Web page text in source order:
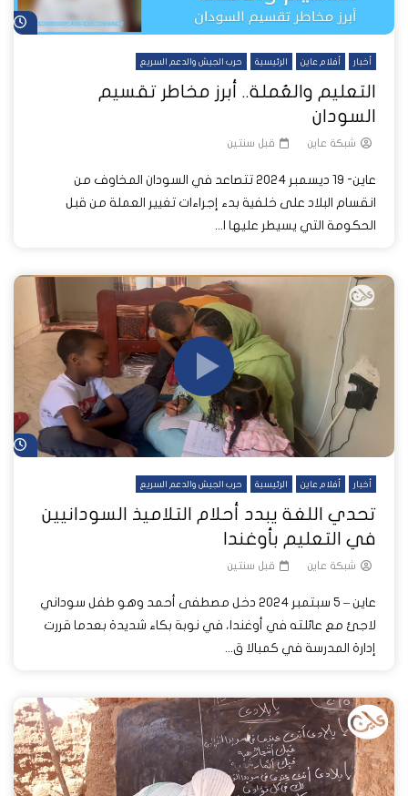
أخبار أفلام عاين الرئيسية حرب الجيش والدعم السريع
التعليم والعُملة.. أبرز مخاطر تقسيم
السودان
شبكة عاين قبل سنتين
عاين- 19 ديسمبر 2024 تتصاعد في السودان المخاوف من
انقسام البلاد على خلفية بدء إجراءات تغيير العملة من قبل
الحكومة التي يسيطر عليها ا...
أخبار أفلام عاين الرئيسية حرب الجيش والدعم السريع
تحدي اللغة يبدد أحلام التلاميذ السودانيين
في التعليم بأوغندا
شبكة عاين قبل سنتين
عاين – 5 سبتمبر 2024 دخل مصطفى أحمد وهو طفل سوداني
لاجئ مع عائلته في أوغندا، في نوبة بكاء شديدة بعدما قررت
إدارة المدرسة في كمبالا ق...